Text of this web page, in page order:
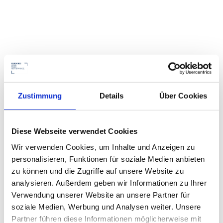
Zustimmung Details Über Cookies
Diese Webseite verwendet Cookies
Wir verwenden Cookies, um Inhalte und Anzeigen zu
personalisieren, Funktionen für soziale Medien anbieten
zu können und die Zugriffe auf unsere Website zu
analysieren. Außerdem geben wir Informationen zu Ihrer
Verwendung unserer Website an unsere Partner für
soziale Medien, Werbung und Analysen weiter. Unsere
Partner führen diese Informationen möglicherweise mit